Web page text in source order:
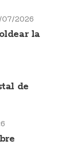
07/2026
la
de